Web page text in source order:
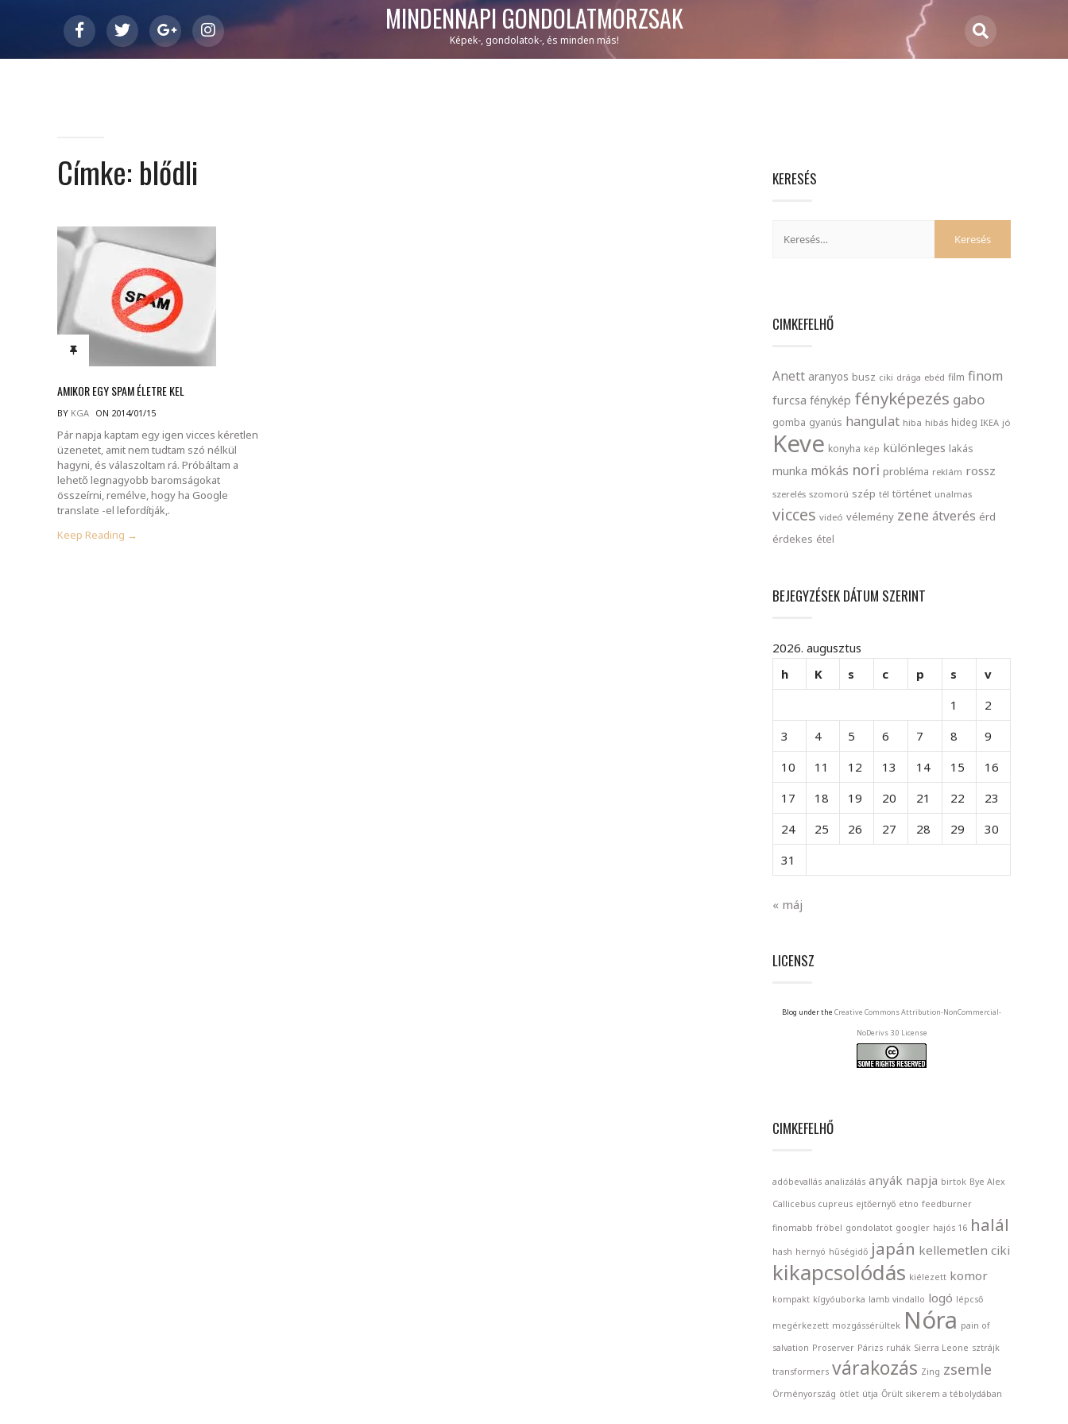
MINDENNAPI GONDOLATMORZSÁK
Képek-, gondolatok-, és minden más!
Címke: blődli
AMIKOR EGY SPAM ÉLETRE KEL
BY KGA ON 2014/01/15
Pár napja kaptam egy igen vicces kéretlen
üzenetet, amit nem tudtam szó nélkül
hagyni, és válaszoltam rá. Próbáltam a
lehető legnagyobb baromságokat
összeírni, remélve, hogy ha Google
translate -el lefordítják,.
Keep Reading →
KERESÉS
CIMKEFELHŐ
Anett aranyos busz ciki drága ebéd film finom
furcsa fénykép fényképezés gabo
gomba gyanús hangulat hiba hibás hideg IKEA jó
Keve konyha kép különleges lakás
munka mókás nori probléma reklám rossz
szerelés szomorú szép tél történet unalmas
vicces videó vélemény zene átverés érd
érdekes étel
BEJEGYZÉSEK DÁTUM SZERINT
2026. augusztus
h
K s c p s
v
1
2
3
4 5 6 7 8
9
10
11 12 13 14 15
16
17
18 19 20 21 22
23
24
25 26 27 28 29
30
31
« máj
LICENSZ
Blog under the Creative Commons Attribution-NonCommercial-
NoDerivs 3.0 License
CIMKEFELHŐ
adóbevallás analizálás anyák napja birtok Bye Alex
Callicebus cupreus ejtőernyő etno feedburner
finomabb fröbel gondolatot googler hajós 16 halál
hash hernyó hűségidő japán kellemetlen ciki
kikapcsolódás kiélezett komor
kompakt kígyóuborka lamb vindallo logó lépcső
megérkezett mozgássérültek Nóra pain of
salvation Proserver Párizs ruhák Sierra Leone sztrájk
transformers várakozás Zing zsemle
Örményország ötlet útja Őrült sikerem a tébolydában